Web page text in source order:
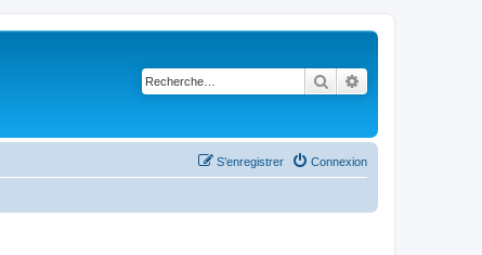
Rechercher
Connexion
S’enregistrer